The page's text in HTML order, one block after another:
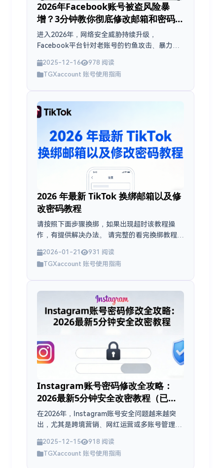
2026年Facebook账号被盗风险暴
增？3分钟教你彻底修改邮箱和密码，
账号安全翻倍！
进入2026年，网络安全威胁持续升级，
Facebook平台针对老账号的钓鱼攻击、暴力破
告，2026年上半年账号被盗案件同比上升30%
以上。...
2025-12-16
978 阅读
TGXaccount 账号使用指南
2026 年最新 TikTok 换绑邮箱以及修
改密码教程
请按照下面步骤换绑，如果出现超时该教程操
作，有提供解决办法。 请完整的看完换绑教程
教程）...
2026-01-21
931 阅读
TGXaccount 账号使用指南
Instagram账号密码修改全攻略：
2026最新5分钟安全改密教程（已登
录➕忘记密码双方法）
在2026年，Instagram账号安全问题越来越突
出，尤其是跨境营销、网红运营或多账号管理的
改密码是保护账号最简单有效的习惯，能大幅降
低被黑客入侵的概率。...
2025-12-15
918 阅读
TGXaccount 账号使用指南